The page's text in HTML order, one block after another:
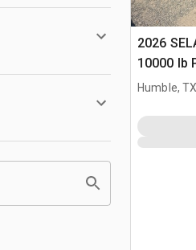
2026 SELA
10000 lb
Humble,